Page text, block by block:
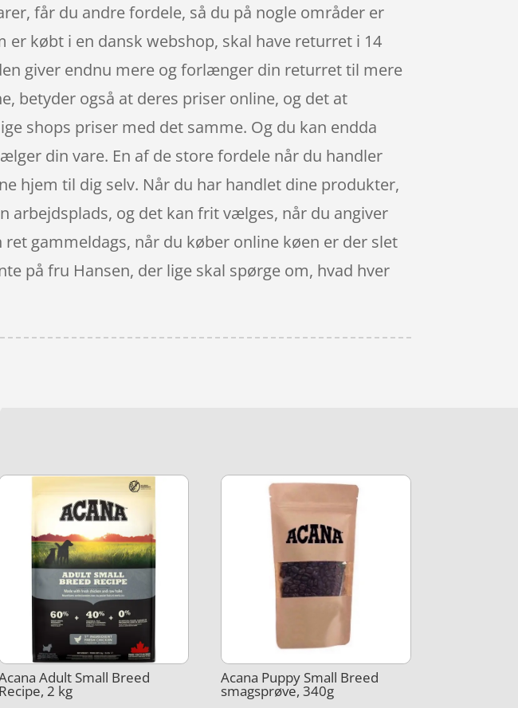
får du andre fordele, så du på nogle områder er
købt i en dansk webshop, skal have returret i 14
giver endnu mere og forlænger din returret til mere
betyder også at deres priser online, og det at
shops priser med det samme. Og du kan endda
din vare. En af de store fordele når du handler
hjem til dig selv. Når du har handlet dine produkter,
arbejdsplads, og det kan frit vælges, når du angiver
gammeldags, når du køber online køen er der slet
på fru Hansen, der lige skal spørge om, hvad hver
Adult Small Breed
Recipe, 2 kg
Acana Puppy Small Breed
smagsprøve, 340g